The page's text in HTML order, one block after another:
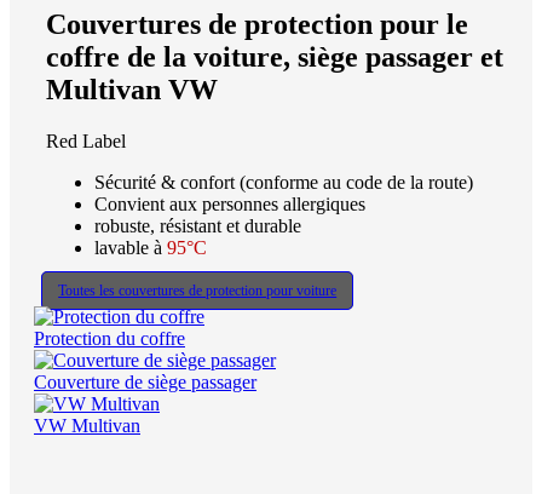
Couvertures de protection pour le
coffre de la voiture, siège passager et
Multivan VW
Red Label
Sécurité & confort (conforme au code de la route)
Convient aux personnes allergiques
robuste, résistant et durable
lavable à 95°C
Toutes les couvertures de protection pour voiture
Protection du coffre
Couverture de siège passager
VW Multivan